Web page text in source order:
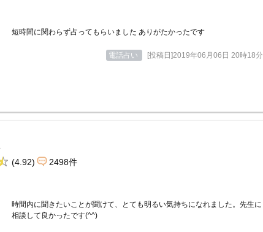
短時間に関わらず占ってもらいました ありがたかったです
電話占い [投稿日]2019年06月06日 20時18分
(4.92) 2498件
時間内に聞きたいことが聞けて、とても明るい気持ちになれました。先生に
相談して良かったです(^^)